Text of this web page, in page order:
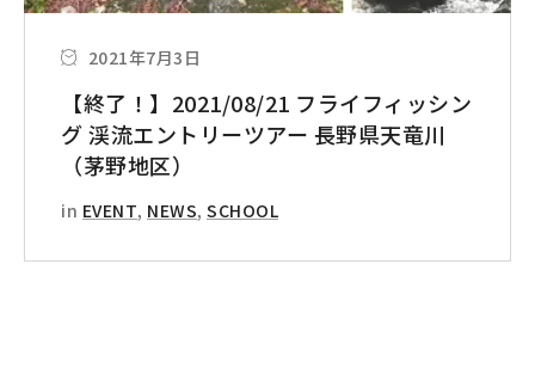
2021年7月3日
【終了！】2021/08/21 フライフィッシン
グ 渓流エントリーツアー 長野県天竜川
（茅野地区）
in EVENT, NEWS, SCHOOL